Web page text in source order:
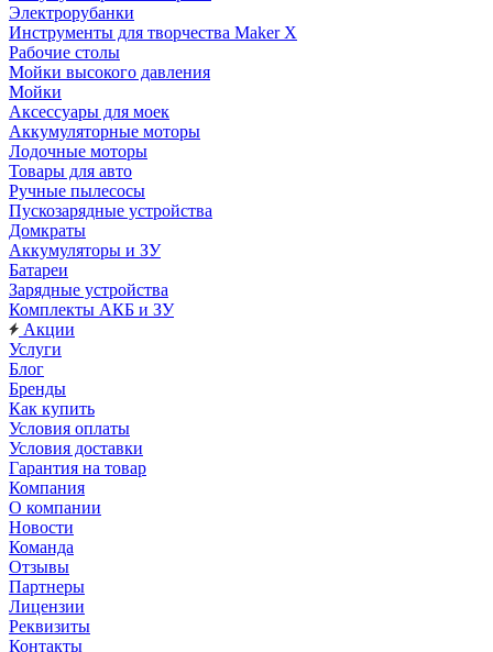
Электрорубанки
Инструменты для творчества Maker X
Рабочие столы
Мойки высокого давления
Мойки
Аксессуары для моек
Аккумуляторные моторы
Лодочные моторы
Товары для авто
Ручные пылесосы
Пускозарядные устройства
Домкраты
Аккумуляторы и ЗУ
Батареи
Зарядные устройства
Комплекты АКБ и ЗУ
Акции
Услуги
Блог
Бренды
Как купить
Условия оплаты
Условия доставки
Гарантия на товар
Компания
О компании
Новости
Команда
Отзывы
Партнеры
Лицензии
Реквизиты
Контакты